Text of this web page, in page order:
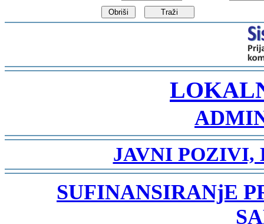
-
-
JAVNI POZIVI,
-
SUFINANSIRANjE